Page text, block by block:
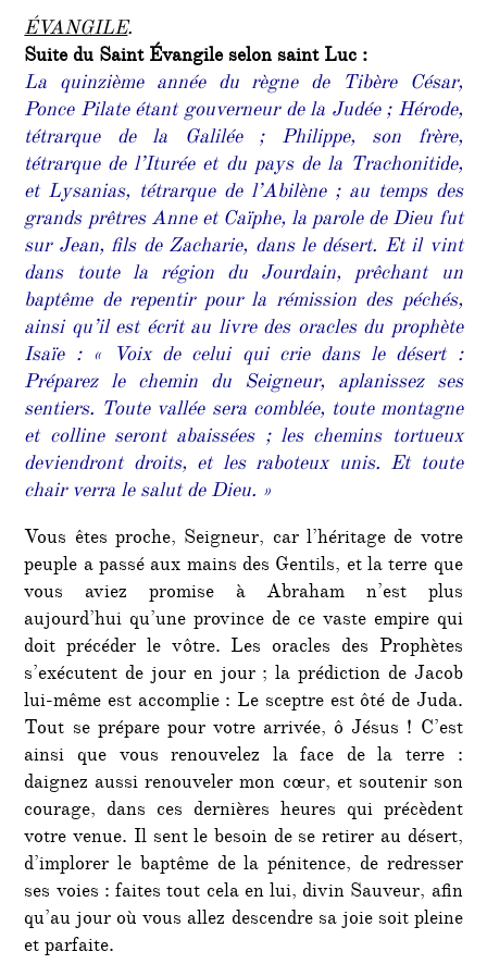
ÉVANGILE.
Suite du Saint Évangile selon saint Luc :
La quinzième année du règne de Tibère César,
Ponce Pilate étant gouverneur de la Judée ; Hérode,
tétrarque de la Galilée ; Philippe, son frère,
tétrarque de l’Iturée et du pays de la Trachonitide,
et Lysanias, tétrarque de l’Abilène ; au temps des
grands prêtres Anne et Caïphe, la parole de Dieu fut
sur Jean, fils de Zacharie, dans le désert. Et il vint
dans toute la région du Jourdain, prêchant un
baptême de repentir pour la rémission des péchés,
ainsi qu’il est écrit au livre des oracles du prophète
Isaïe : « Voix de celui qui crie dans le désert :
Préparez le chemin du Seigneur, aplanissez ses
sentiers. Toute vallée sera comblée, toute montagne
et colline seront abaissées ; les chemins tortueux
deviendront droits, et les raboteux unis. Et toute
chair verra le salut de Dieu. »
Vous êtes proche, Seigneur, car l’héritage de votre
peuple a passé aux mains des Gentils, et la terre que
vous aviez promise à Abraham n’est plus
aujourd’hui qu’une province de ce vaste empire qui
doit précéder le vôtre. Les oracles des Prophètes
s’exécutent de jour en jour ; la prédiction de Jacob
lui-même est accomplie : Le sceptre est ôté de Juda.
Tout se prépare pour votre arrivée, ô Jésus ! C’est
ainsi que vous renouvelez la face de la terre :
daignez aussi renouveler mon cœur, et soutenir son
courage, dans ces dernières heures qui précèdent
votre venue. Il sent le besoin de se retirer au désert,
d’implorer le baptême de la pénitence, de redresser
ses voies : faites tout cela en lui, divin Sauveur, afin
qu’au jour où vous allez descendre sa joie soit pleine
et parfaite.